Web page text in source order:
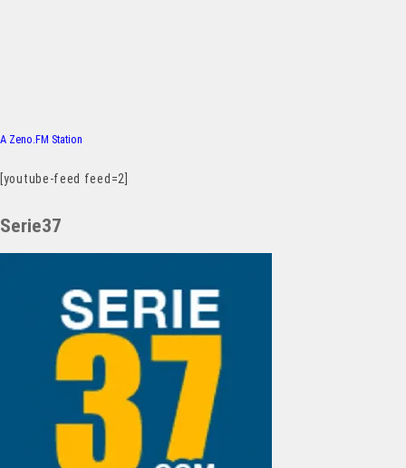
A Zeno.FM Station
[youtube-feed feed=2]
Serie37